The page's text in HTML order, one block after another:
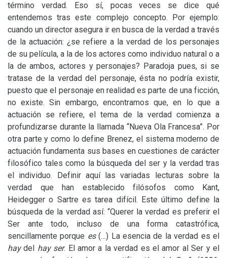
término verdad. Eso sí, pocas veces se dice qué
entendemos tras este complejo concepto. Por ejemplo:
cuando un director asegura ir en busca de la verdad a través
de la actuación: ¿se refiere a la verdad de los personajes
de su película, a la de los actores como individuo natural o a
la de ambos, actores y personajes? Paradoja pues, si se
tratase de la verdad del personaje, ésta no podría existir,
puesto que el personaje en realidad es parte de una ficción,
no existe. Sin embargo, encontramos que, en lo que a
actuación se refiere, el tema de la verdad comienza a
profundizarse durante la llamada “Nueva Ola Francesa”. Por
otra parte y como lo define Brenez, el sistema moderno de
actuación fundamenta sus bases en cuestiones de carácter
filosófico tales como la búsqueda del ser y la verdad tras
el individuo. Definir aquí las variadas lecturas sobre la
verdad que han establecido filósofos como Kant,
Heidegger o Sartre es tarea difícil. Este último define la
búsqueda de la verdad así: “Querer la verdad es preferir el
Ser ante todo, incluso de una forma catastrófica,
sencillamente porque es(…) La esencia de la verdad es el
haydel hay ser. El amor a la verdad es el amor al Ser y el